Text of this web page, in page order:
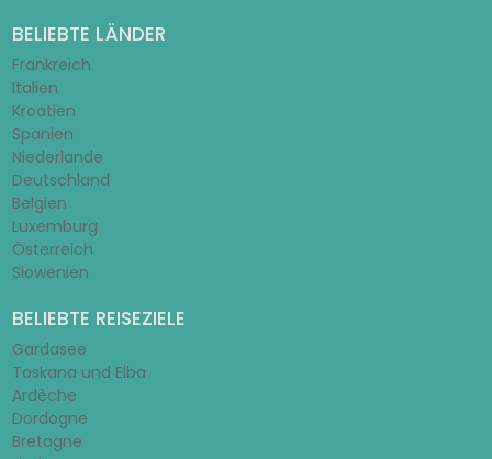
BELIEBTE LÄNDER
Frankreich
Italien
Kroatien
Spanien
Niederlande
Deutschland
Belgien
Luxemburg
Österreich
Slowenien
BELIEBTE REISEZIELE
Gardasee
Toskana und Elba
Ardèche
Dordogne
Bretagne